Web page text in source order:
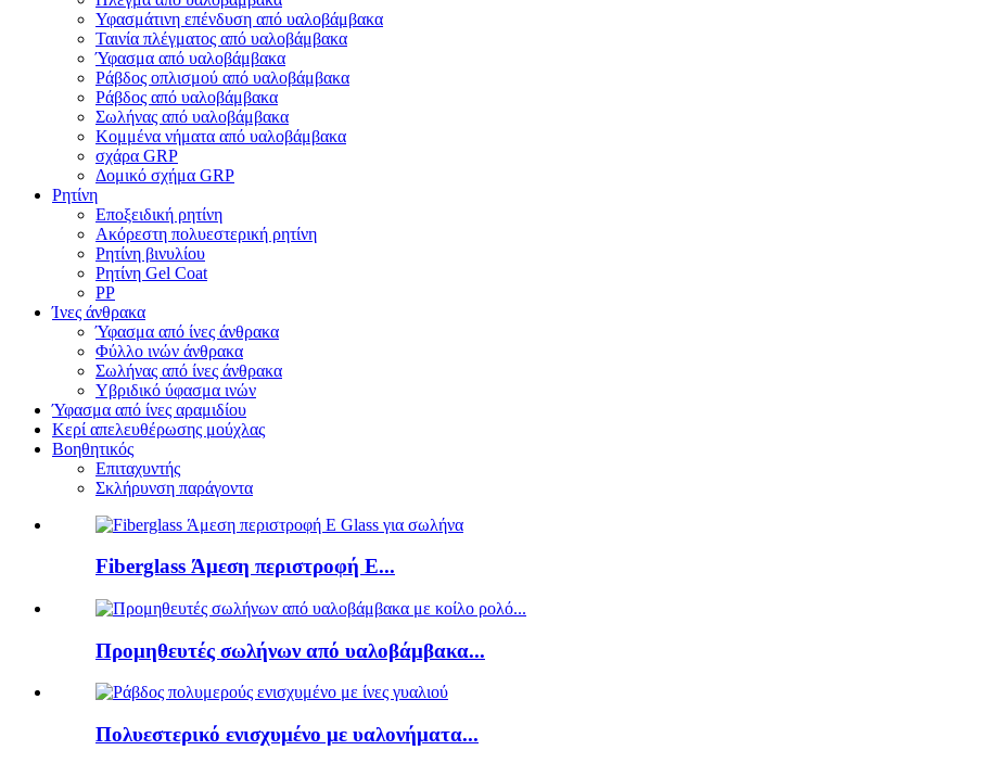
Υφασμάτινη επένδυση από υαλοβάμβακα
Ταινία πλέγματος από υαλοβάμβακα
Ύφασμα από υαλοβάμβακα
Ράβδος οπλισμού από υαλοβάμβακα
Ράβδος από υαλοβάμβακα
Σωλήνας από υαλοβάμβακα
Κομμένα νήματα από υαλοβάμβακα
σχάρα GRP
Δομικό σχήμα GRP
Ρητίνη
Εποξειδική ρητίνη
Ακόρεστη πολυεστερική ρητίνη
Ρητίνη βινυλίου
Ρητίνη Gel Coat
PP
Ίνες άνθρακα
Ύφασμα από ίνες άνθρακα
Φύλλο ινών άνθρακα
Σωλήνας από ίνες άνθρακα
Υβριδικό ύφασμα ινών
Ύφασμα από ίνες αραμιδίου
Κερί απελευθέρωσης μούχλας
Βοηθητικός
Επιταχυντής
Σκλήρυνση παράγοντα
Fiberglass Άμεση περιστροφή E...
Προμηθευτές σωλήνων από υαλοβάμβακα...
Πολυεστερικό ενισχυμένο με υαλονήματα...